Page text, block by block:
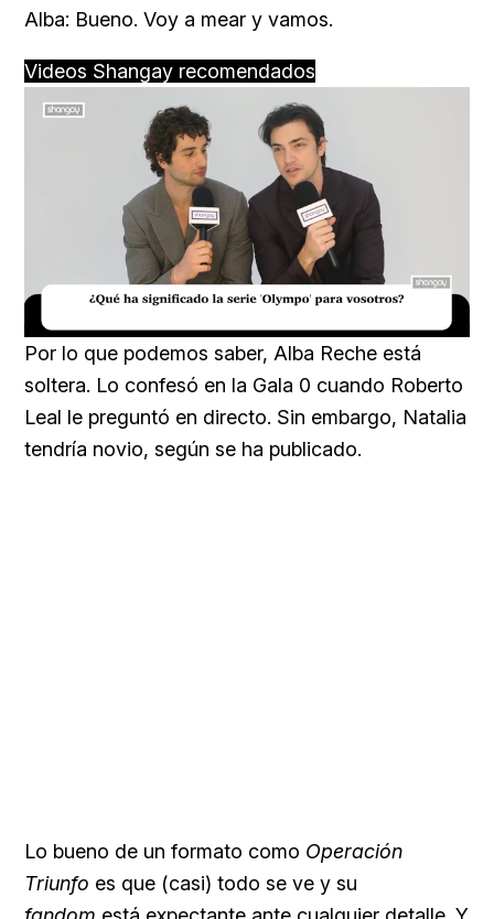
Alba: Bueno. Voy a mear y vamos.
Videos Shangay recomendados
16.54%
Por lo que podemos saber, Alba Reche está
soltera. Lo confesó en la Gala 0 cuando Roberto
Leal le preguntó en directo. Sin embargo, Natalia
tendría novio, según se ha publicado.
Lo bueno de un formato como Operación
Triunfo es que (casi) todo se ve y su